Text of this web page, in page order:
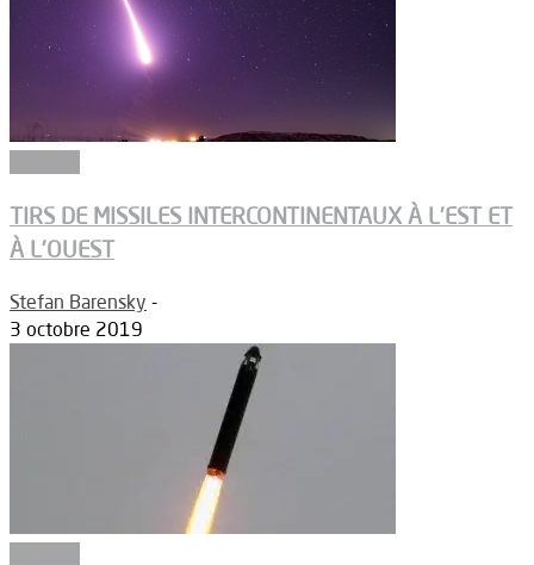
TIRS DE MISSILES INTERCONTINENTAUX À L’EST ET
À L’OUEST
Stefan Barensky -
3 octobre 2019